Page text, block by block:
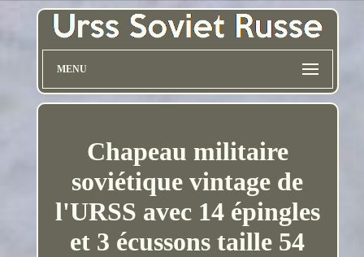
MENU
Chapeau militaire
soviétique vintage de
l'URSS avec 14 épingles
et 3 écussons taille 54